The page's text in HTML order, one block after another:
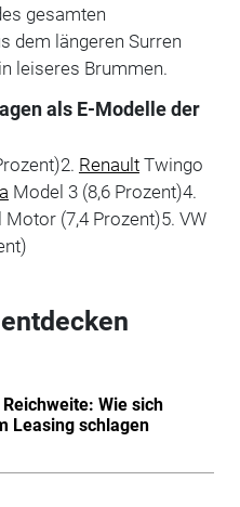
gesamten
dem längeren Surren
leiseres Brummen.
als E-Modelle der
RenaultTwingo
Model 3 (8,6 Prozent)4.
(7,4 Prozent)5. VW
Wie sich
Leasing schlagen